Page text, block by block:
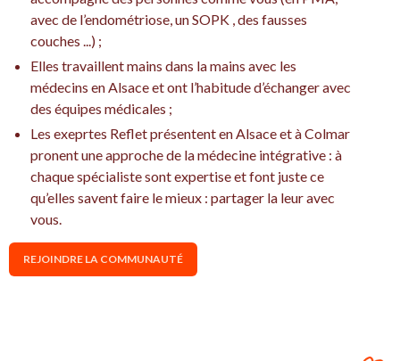
avec de l’endométriose, un SOPK , des fausses
couches ...) ;
Elles travaillent mains dans la mains avec les
médecins en Alsace et ont l’habitude d’échanger avec
des équipes médicales ;
Les exeprtes Reflet présentent en Alsace et à Colmar
pronent une approche de la médecine intégrative : à
chaque spécialiste sont expertise et font juste ce
qu’elles savent faire le mieux : partager la leur avec
vous.
REJOINDRE LA COMMUNAUTÉ